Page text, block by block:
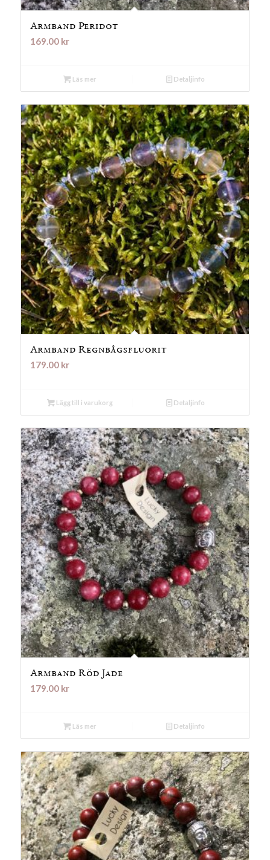
Armband Peridot
169.00 kr
Läs mer Detaljinfo
Armband Regnbågsfluorit
179.00 kr
Lägg till i varukorg Detaljinfo
Armband Röd Jade
179.00 kr
Läs mer Detaljinfo